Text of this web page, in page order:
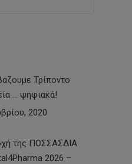
Τρίποντο
… ψηφιακά!
2020
της ΠΟΣΣΑΣΔΙΑ
2026 –